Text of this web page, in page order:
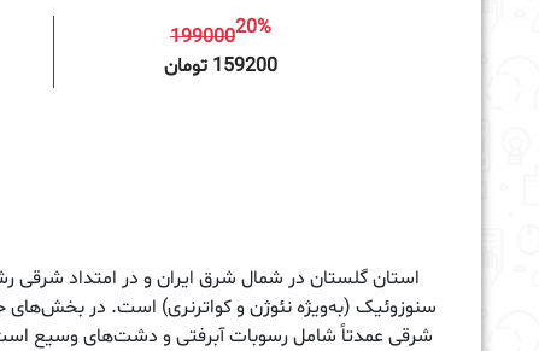
19900020%
159200 تومان
استان گلستان در شمال شرق ایران و در امتداد شرقی
سنوزوئیک (به‌ویژه نئوژن و کواترنری) است. در
شرقی عمدتاً شامل رسوبات آبرفتی و دشت‌های وسیع